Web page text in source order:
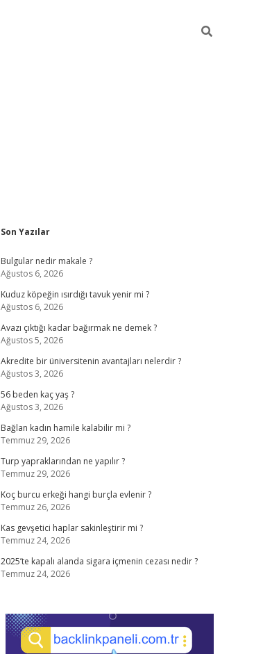
Sidebar
Son Yazılar
Bulgular nedir makale ?
Ağustos 6, 2026
Kuduz köpeğin ısırdığı tavuk yenir mi ?
Ağustos 6, 2026
Avazı çıktığı kadar bağırmak ne demek ?
Ağustos 5, 2026
Akredite bir üniversitenin avantajları nelerdir ?
Ağustos 3, 2026
56 beden kaç yaş ?
Ağustos 3, 2026
Bağlan kadın hamile kalabilir mi ?
Temmuz 29, 2026
Turp yapraklarından ne yapılır ?
Temmuz 29, 2026
Koç burcu erkeği hangi burçla evlenir ?
Temmuz 26, 2026
Kas gevşetici haplar sakinleştirir mi ?
Temmuz 24, 2026
2025’te kapalı alanda sigara içmenin cezası nedir ?
Temmuz 24, 2026